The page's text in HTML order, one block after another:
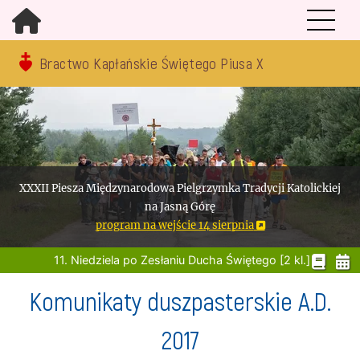
Bractwo Kapłańskie Świętego Piusa X
XXXII Piesza Międzynarodowa Pielgrzymka Tradycji Katolickiej
na Jasną Górę
program na wejście 14 sierpnia
11. Niedziela po Zesłaniu Ducha Świętego [2 kl.]
Komunikaty duszpasterskie A.D.
2017